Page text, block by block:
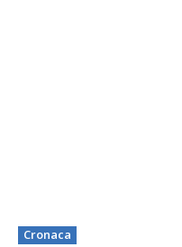
Cronaca